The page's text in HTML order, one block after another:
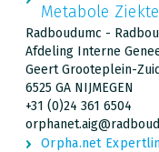
Metabole
Radboudumc -
Afdeling Interne
Geert Grooteplein-
6525 GA NIJMEGEN
+31 (0)24 361 6504
Orpha.net